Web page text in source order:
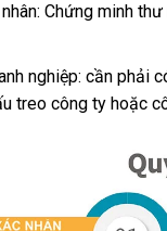
Chứng minh
nghiệp: cần phải
treo công ty hoặc